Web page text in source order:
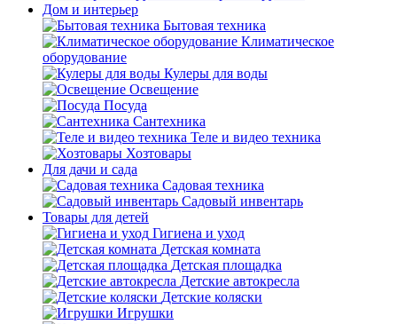
Дом и интерьер
Бытовая техника
Климатическое
оборудование
Кулеры для воды
Освещение
Посуда
Сантехника
Теле и видео техника
Хозтовары
Для дачи и сада
Садовая техника
Садовый инвентарь
Товары для детей
Гигиена и уход
Детская комната
Детская площадка
Детские автокресла
Детские коляски
Игрушки